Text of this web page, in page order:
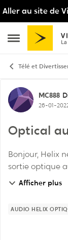
Aller au site de
Ouvrir Menu
Passer
Télé et
MC888
26-01-
Optical
Bonjour, Helix ne semble pas en mesure d’alimenter la
sortie optique
laquelle j’ai
Afficher plus
AUDIO HELIX